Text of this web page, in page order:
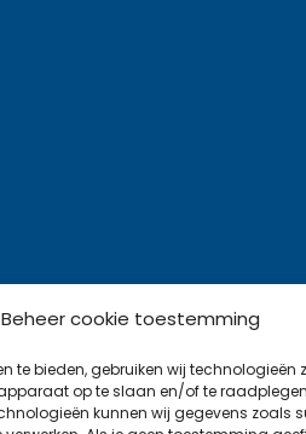
Beheer cookie toestemming
te bieden, gebruiken wij technologieën
op te slaan en/of te
kunnen wij gegevens zoals
Najaarsweg 21 B, 7532 SK